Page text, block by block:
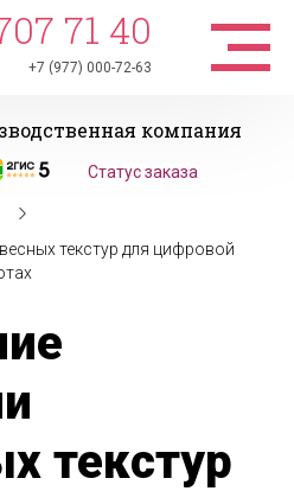
71 40
+7 (977) 000-72-63
компания
Статус заказа
текстур для цифровой
текстур